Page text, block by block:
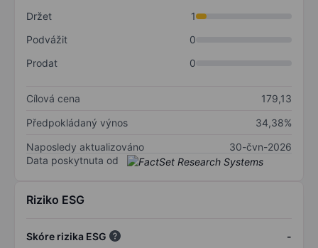
Držet
1
Podvážit
0
Prodat
0
Cílová cena
179,13
Předpokládaný výnos
34,38%
Naposledy aktualizováno
30-čvn-2026
Data poskytnuta od
Riziko ESG
Skóre rizika ESG
-